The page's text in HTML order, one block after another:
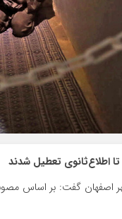
اطلاع‌ثانوی تعطیل شدند
اصفهان گفت: بر اساس